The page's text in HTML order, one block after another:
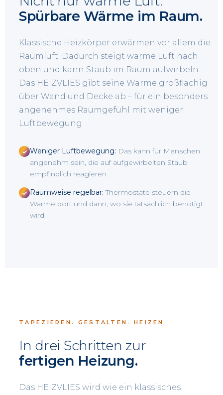
Spürbare Wärme im Raum.
Klassische Heizkörper erwärmen vor allem die
Raumluft. Dadurch steigt warme Luft nach
oben und kann Staub im Raum aufwirbeln.
Das HEIZVLIES gibt seine Wärme großflächig
über Wand und Decke ab – für ein besonders
angenehmes Raumgefühl mit weniger
Luftbewegung.
✓ Weniger Luftbewegung: Das kann für Menschen
angenehm sein, die auf aufgewirbelten Staub
empfindlich reagieren.
✓ Raumweise regelbar: Thermostate steuern die
Wärme dort und dann, wo sie tatsächlich benötigt
wird.
TAPEZIEREN. GESTALTEN. HEIZEN.
In drei Schritten zur
fertigen Heizung.
Das HEIZVLIES wird wie ein klassisches